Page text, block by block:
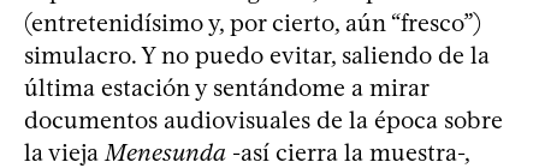
(entretenidísimo y, por cierto, aún “fresco”)
simulacro. Y no puedo evitar, saliendo de la
última estación y sentándome a mirar
documentos audiovisuales de la época sobre
la vieja Menesunda -así cierra la muestra-,